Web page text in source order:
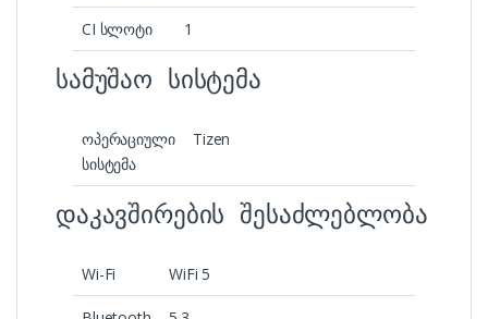
CI სლოტი 1
სამუშაო სისტემა
ოპერაციული
სისტემა
Tizen
დაკავშირების შესაძლებლობა
Wi-Fi WiFi 5